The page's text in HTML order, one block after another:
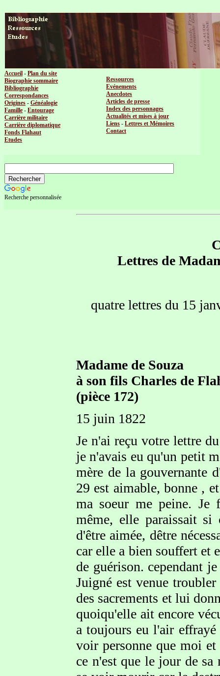
Accueil - Plan du site
Biographie sommaire
Bibliographie
Correspondances
Origines - Généalogie
Famille - Entourage
Carrière militaire
Carrière diplomatique
Fonds Flahaut
Etudes
Ressources
Evénements
Anecdotes
Articles de presse
Index des personnages
Actualités et mises à jour
Liens - Lettres et Mémoires
Contact
Recherche personnalisée
Lettres de
quatre lettres du 15
Madame de Souza
à son fils Charles de
(pièce 172)
15 juin 1822
Je n'ai reçu votre lettre
je n'avais eu qu'un petit
mère de la gouvernante
29 est aimable, bonne ,
ma soeur me peine. Je
même, elle paraissait si
d'être aimée, dêtre
car elle a bien souffert et
de guérison. cependant
Juigné est venue
des sacrements et lui
quoiqu'elle ait encore
a toujours eu l'air
voir personne que moi
ce n'est que le jour de sa